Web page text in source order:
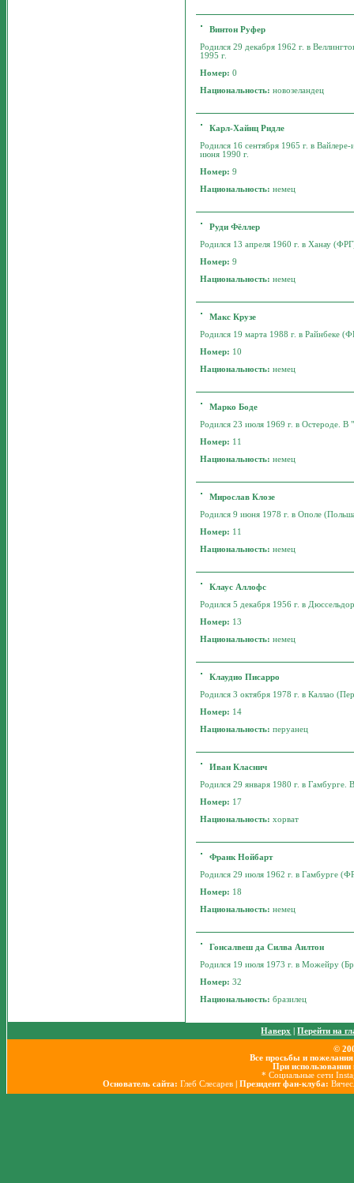
Винтон Руфер
Родился 29 декабря 1962 г. в
1995 г.
Номер:0
Национальность:новозеландец
Карл-Хайнц Ридле
Родился 16 сентября 1965 г. в
июня 1990 г.
Номер:9
Национальность:немец
Руди Фёллер
Родился 13 апреля 1960 г. в Ханау
Номер:9
Национальность:немец
Макс Крузе
Родился 19 марта 1988 г. в Райнбеке
Номер: 10
Национальность:немец
Марко Боде
Родился 23 июля 1969 г. в Остероде. В
Номер: 11
Национальность:немец
Мирослав Клозе
Родился 9 июня 1978 г. в Ополе
Номер: 11
Национальность:немец
Клаус Аллофс
Родился 5 декабря 1956 г. в
Номер: 13
Национальность:немец
Клаудио Писарро
Родился 3 октября 1978 г. в Каллао
Номер: 14
Национальность:перуанец
Иван Класнич
Родился 29 января 1980 г. в Гамбурге.
Номер: 17
Национальность:хорват
Франк Нойбарт
Родился 29 июля 1962 г. в Гамбурге
Номер: 18
Национальность:немец
Гонсалвеш да Силва Аилтон
Родился 19 июля 1973 г. в Можейру
Номер:32
Национальность:бразилец
Наверх |Перейти на
©
Все просьбы и
При использовании
* Социальные сети
Основатель сайта: Глеб Слесарев | Президент фан-клуба: